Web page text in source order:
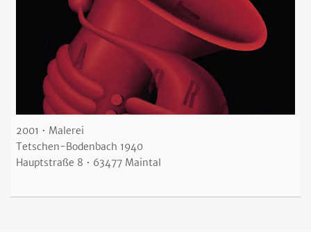
2001 • Malerei
Tetschen-Bodenbach 1940
Hauptstraße 8 • 63477 Maintal